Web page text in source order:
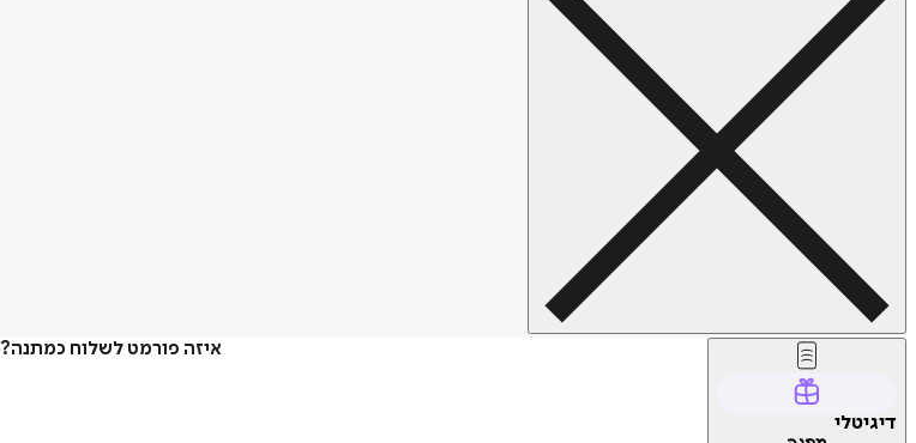
איזה פורמט לשלוח כמתנה?
דיגיטלי